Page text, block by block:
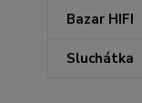
Bazar HIFI
Sluchátka